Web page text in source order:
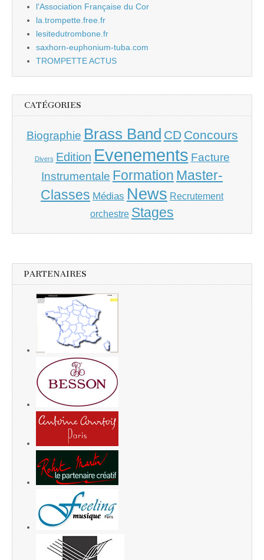
l'Association Française du Cor
la.trompette.free.fr
lesitedutrombone.fr
saxhorn-euphonium-tuba.com
TROMPETTE ACTUS
CATÉGORIES
Biographie Brass Band CD Concours
Divers Edition Evenements Facture
Instrumentale Formation Master-
Classes Médias News Recrutement
orchestre Stages
PARTENAIRES